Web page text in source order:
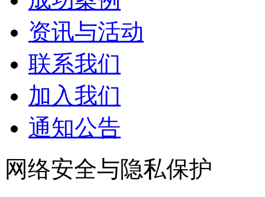
资讯与活动
联系我们
加入我们
通知公告
网络安全与隐私保护